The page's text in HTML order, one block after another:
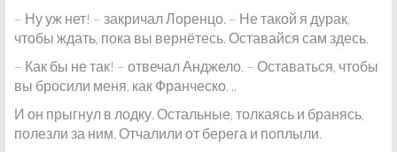
– Ну уж нет! – закричал Лоренцо. – Не такой я дурак,
чтобы ждать, пока вы вернётесь. Оставайся сам здесь.
– Как бы не так! – отвечал Анджело. – Оставаться, чтобы
вы бросили меня, как Франческо. ..
И он прыгнул в лодку. Остальные, толкаясь и бранясь,
полезли за ним. Отчалили от берега и поплыли.